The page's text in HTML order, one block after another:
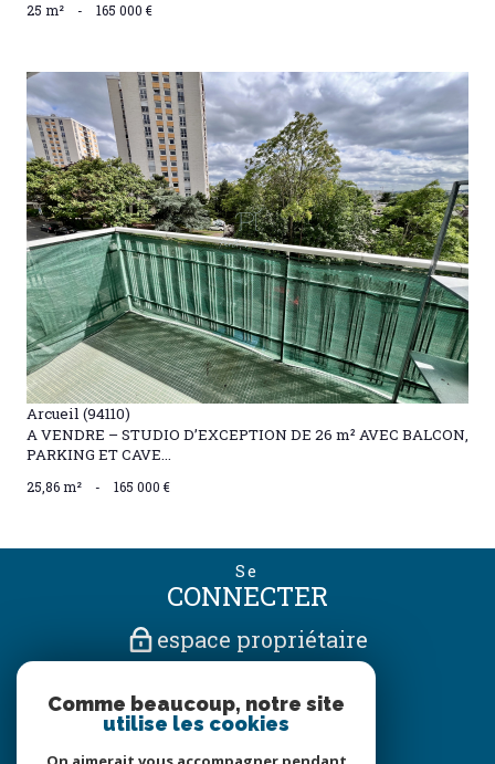
25 m² - 165 000 €
VOIR LE BIEN
Arcueil (94110)
A VENDRE – STUDIO D’EXCEPTION DE 26 m² AVEC BALCON,
PARKING ET CAVE...
25,86 m² - 165 000 €
Se
CONNECTER
espace propriétaire
SUIVRE
Comme beaucoup, notre site
utilise les cookies